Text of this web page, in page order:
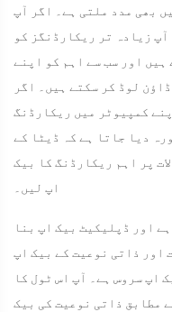
بھی مدد ملتی ہے۔ اگر آپ
آپ زیادہ تر ریکارڈنگز کو
ہیں اور سب سے اہم کو اپنے
لوڈ کر سکتے ہیں۔ اگر
کمپیوٹر میں ریکارڈنگ
دیا جاتا ہے کہ ڈیٹا کے
پر اہم ریکارڈنگ کا بیک
اپ لیں۔
اور ڈپلیکیٹ بیک اپ بنا
اور ذاتی نوعیت کے بیک اپ
اپ سروس ہے۔ آپ اس ٹول کا
مطابق ذاتی نوعیت کی بیک